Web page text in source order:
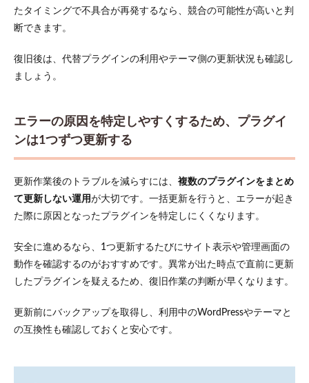
たタイミングで不具合が再発するなら、競合の可能性が高いと判
断できます。
復旧後は、代替プラグインの利用やテーマ側の更新状況も確認し
ましょう。
エラーの原因を特定しやすくするため、プラグイ
ンは1つずつ更新する
更新作業後のトラブルを減らすには、 複数のプラグインをまとめ
て更新しない運用が大切です。一括更新を行うと、エラーが起き
た際に原因となったプラグインを特定しにくくなります。
安全に進めるなら、1つ更新するたびにサイト表示や管理画面の
動作を確認するのがおすすめです。異常が出た時点で直前に更新
したプラグインを疑えるため、復旧作業の判断が早くなります。
更新前にバックアップを取得し、利用中のWordPressやテーマと
の互換性も確認しておくと安心です。